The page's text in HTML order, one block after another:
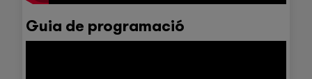
Guia de programació